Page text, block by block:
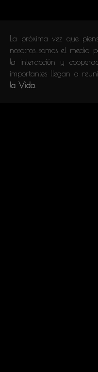
La próxima vez que
nosotros…somos el
la interacción y
importantes llegan a
la Vida